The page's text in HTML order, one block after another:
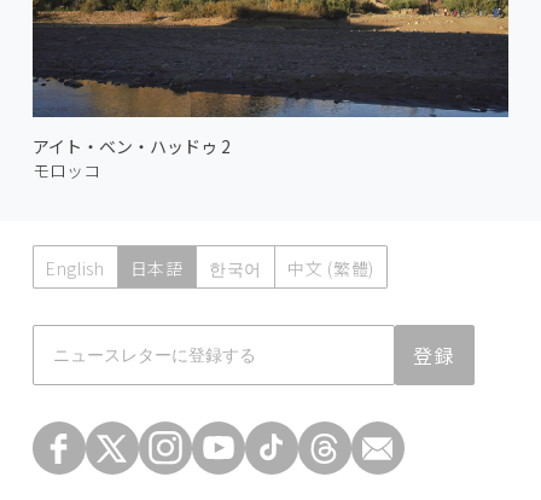
アイト・ベン・ハッドゥ 2
モロッコ
English 日本語 한국어 中文 (繁體)
登録